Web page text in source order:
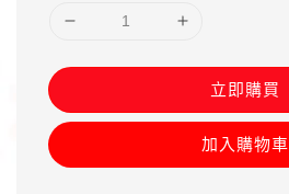
立即購買
加入購物車